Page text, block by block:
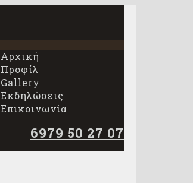
Αρχική
Προφίλ
Gallery
Εκδηλώσεις
Επικοινωνία
6979 50 27 07